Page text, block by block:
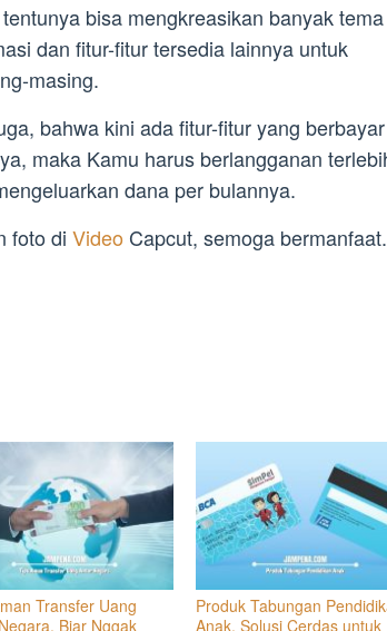
bisa mengkreasikan banyak tema
dan fitur-fitur tersedia lainnya untuk
masing.
bahwa kini ada fitur-fitur yang berbayar
maka Kamu harus berlangganan
dana per bulannya.
foto di Video Capcut, semoga bermanfaat.
Transfer Uang
Biar Nggak
Produk Tabungan
Anak, Solusi Cerdas untuk